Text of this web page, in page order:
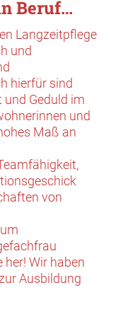
Beruf…
Langzeitpflege
und
hierfür sind
Geduld im
und
Maß an
von
her! Wir haben
Ausbildung